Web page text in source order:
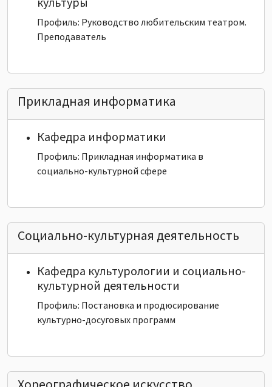
Профиль: Руководство любительским театром.
Преподаватель
Прикладная информатика
Кафедра информатики
Профиль: Прикладная информатика в
социально-культурной сфере
Социально-культурная деятельность
Кафедра культурологии и социально-
культурной деятельности
Профиль: Постановка и продюсирование
культурно-досуговых программ